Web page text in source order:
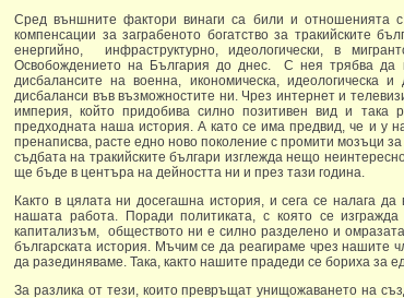
Сред външните фактори винаги са били и отношенията
компенсации за заграбеното богатство за тракийските
енергийно, инфраструктурно, идеологически, в
Освобождението на България до днес. С нея трябва
дисбалансите на военна, икономическа,
дисбаланси във възможностите ни. Чрез интернет и
империя, който придобива силно позитивен вид и така
предходната наша история. А като се има предвид, че и у
пренаписва, расте едно ново поколение с промити мозъци
съдбата на тракийските българи изглежда нещо
ще бъде в центъра на дейността ни и през тази година.
Както в цялата ни досегашна история, и сега се налага
нашата работа. Поради политиката, с която се
капитализъм, обществото ни е силно разделено и
българската история. Мъчим се да реагираме чрез
да разединяваме. Така, както нашите прадеди се бориха за
За разлика от тези, които превръщат унищожаването на